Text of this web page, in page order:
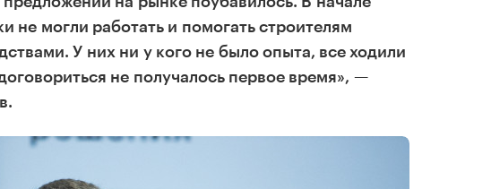
не могли работать и помогать строителям
У них ни у кого не было опыта, все ходили
не получалось первое время», —